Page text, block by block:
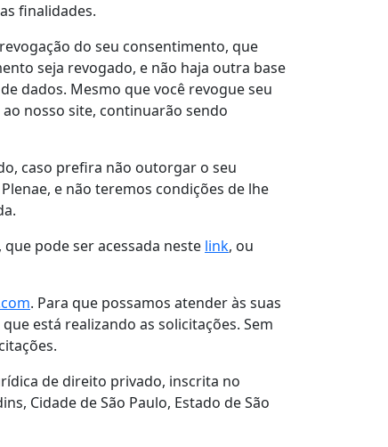
finalidades.
do seu consentimento, que
seja revogado, e não haja outra base
dados. Mesmo que você revogue seu
nosso site, continuarão sendo
caso prefira não outorgar o seu
e não teremos condições de lhe
pode ser acessada neste link, ou
. Para que possamos atender às suas
está realizando as solicitações. Sem
de direito privado, inscrita no
Cidade de São Paulo, Estado de São